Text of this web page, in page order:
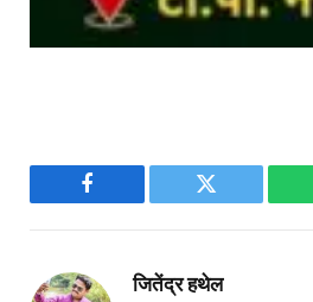
Facebook Twitter
जितेंद्र हथेल